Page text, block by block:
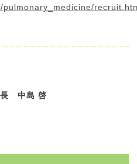
pulmonary_medicine/
長 中島 啓